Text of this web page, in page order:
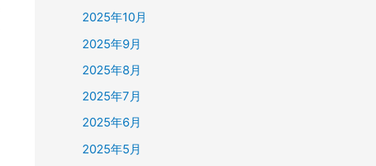
2025年10月
2025年9月
2025年8月
2025年7月
2025年6月
2025年5月